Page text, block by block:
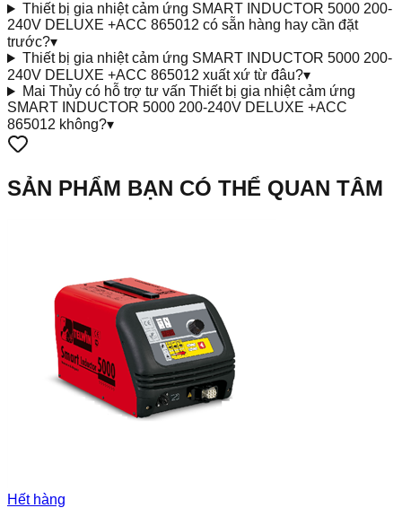
Thiết bị gia nhiệt cảm ứng SMART INDUCTOR 5000 200-
240V DELUXE +ACC 865012 có sẵn hàng hay cần đặt
trước?▾
Thiết bị gia nhiệt cảm ứng SMART INDUCTOR 5000 200-
240V DELUXE +ACC 865012 xuất xứ từ đâu?▾
Mai Thủy có hỗ trợ tư vấn Thiết bị gia nhiệt cảm ứng
SMART INDUCTOR 5000 200-240V DELUXE +ACC
865012 không?▾
SẢN PHẨM BẠN CÓ THỂ QUAN TÂM
Hết hàng